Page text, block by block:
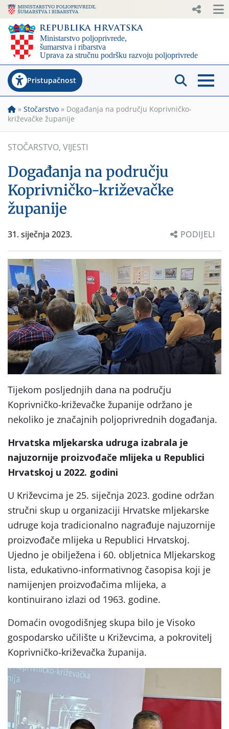
Pristupačnost
» Stočarstvo » Događanja na području Koprivničko-
križevačke županije
STOČARSTVO, VIJESTI
Događanja na području
Koprivničko-križevačke
županije
31. siječnja 2023. PODIJELI
Tijekom posljednjih dana na području
Koprivničko-križevačke županije održano je
nekoliko je značajnih poljoprivrednih događanja.
Hrvatska mljekarska udruga izabrala je
najuzornije proizvođače mlijeka u Republici
Hrvatskoj u 2022. godini
U Križevcima je 25. siječnja 2023. godine održan
stručni skup u organizaciji Hrvatske mljekarske
udruge koja tradicionalno nagrađuje najuzornije
proizvođače mlijeka u Republici Hrvatskoj.
Ujedno je obilježena i 60. obljetnica Mljekarskog
lista, edukativno-informativnog časopisa koji je
namijenjen proizvođačima mlijeka, a
kontinuirano izlazi od 1963. godine.
Domaćin ovogodišnjeg skupa bilo je Visoko
gospodarsko učilište u Križevcima, a pokrovitelj
Koprivničko-križevačka županija.